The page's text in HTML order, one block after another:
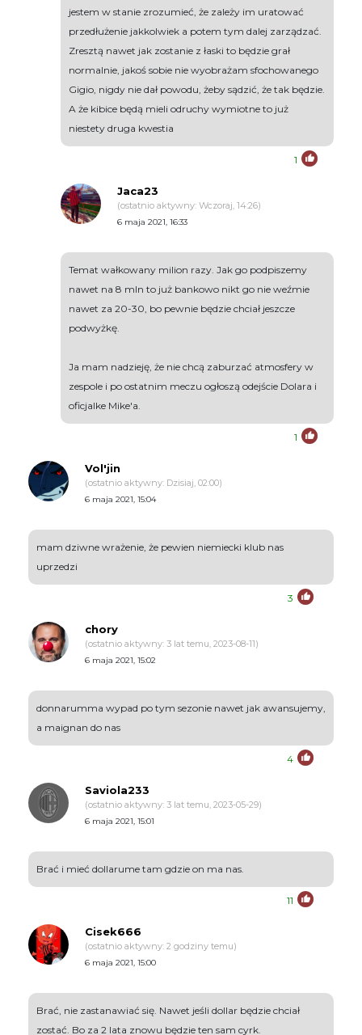
jestem w stanie zrozumieć, że zależy im uratować
przedłużenie jakkolwiek a potem tym dalej zarządzać.
Zresztą nawet jak zostanie z łaski to będzie grał
normalnie, jakoś sobie nie wyobrażam sfochowanego
Gigio, nigdy nie dał powodu, żeby sądzić, że tak będzie.
A że kibice będą mieli odruchy wymiotne to już
niestety druga kwestia
1
Jaca23
(ostatnio aktywny: Wczoraj, 14:26)
6 maja 2021, 16:33
Temat wałkowany milion razy. Jak go podpiszemy
nawet na 8 mln to już bankowo nikt go nie weźmie
nawet za 20-30, bo pewnie będzie chciał jeszcze
podwyżkę.
Ja mam nadzieję, że nie chcą zaburzać atmosfery w
zespole i po ostatnim meczu ogłoszą odejście Dolara i
oficjalke Mike'a.
1
Vol'jin
(ostatnio aktywny: Dzisiaj, 02:00)
6 maja 2021, 15:04
mam dziwne wrażenie, że pewien niemiecki klub nas
uprzedzi
3
chory
(ostatnio aktywny: 3 lat temu, 2023-08-11)
6 maja 2021, 15:02
donnarumma wypad po tym sezonie nawet jak awansujemy,
a maignan do nas
4
Saviola233
(ostatnio aktywny: 3 lat temu, 2023-05-29)
6 maja 2021, 15:01
Brać i mieć dollarume tam gdzie on ma nas.
11
Cisek666
(ostatnio aktywny: 2 godziny temu)
6 maja 2021, 15:00
Brać, nie zastanawiać się. Nawet jeśli dollar będzie chciał
zostać. Bo za 2 lata znowu będzie ten sam cyrk.